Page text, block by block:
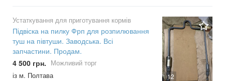
12
Устаткування для приготування кормів
Підвіска на пилку Фрп для розпилювання
туш на півтуши. Заводська. Всі
запчастини. Продам.
4 500 грн. Можливий торг
із м. Полтава